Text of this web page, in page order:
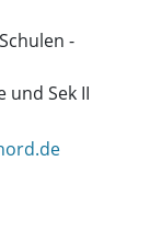
-
Sek II